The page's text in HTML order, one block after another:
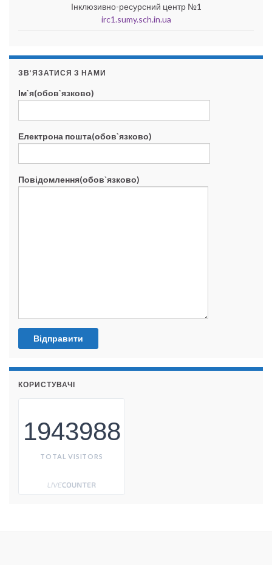
Інклюзивно-ресурсний центр №1
irc1.sumy.sch.in.ua
ЗВ’ЯЗАТИСЯ З НАМИ
Ім`я(обов`язково)
Електрона пошта(обов`язково)
Повідомлення(обов`язково)
КОРИСТУВАЧІ
1943988
TOTAL VISITORS